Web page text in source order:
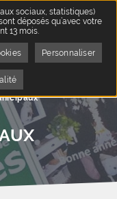
sociaux, statistiques)
déposés qu’avec votre
13 mois.
Personnaliser